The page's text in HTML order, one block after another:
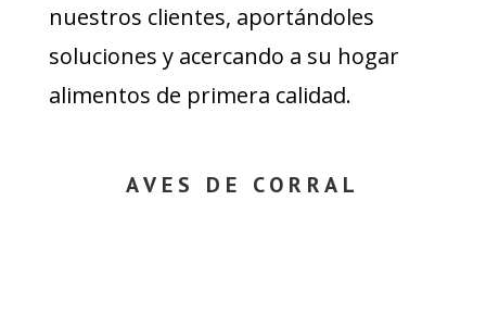
nuestros clientes, aportándoles
soluciones y acercando a su hogar
alimentos de primera calidad.
AVES DE CORRAL